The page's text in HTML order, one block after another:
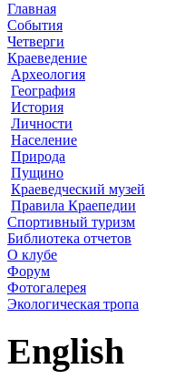
Главная
События
Четверги
Краеведение
Археология
География
История
Личности
Население
Природа
Пущино
Краеведческий музей
Правила Краепедии
Спортивный туризм
Библиотека отчетов
О клубе
Форум
Фотогалерея
Экологическая тропа
English